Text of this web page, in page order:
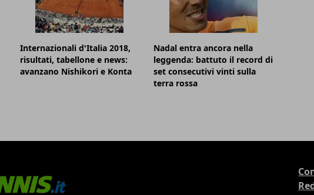
Internazionali d'Italia 2018,
risultati, tabellone e news:
avanzano Nishikori e Konta
Nadal entra ancora nella
leggenda: battuto il record di
set consecutivi vinti sulla
terra rossa